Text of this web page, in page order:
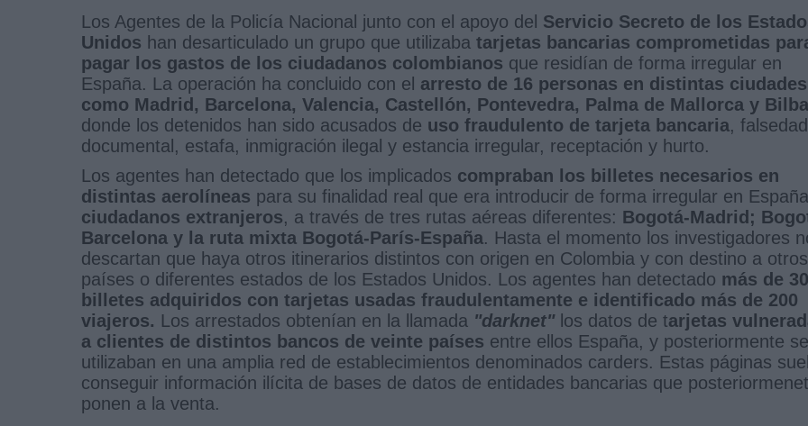
Los Agentes de la Policía Nacional junto con el apoyo del Servicio Secreto de los
Unidos han desarticulado un grupo que utilizaba tarjetas bancarias comprometidas
pagar los gastos de los ciudadanos colombianos que residían de forma irregular en
España. La operación ha concluido con el arresto de 16 personas en distintas ciudades
como Madrid, Barcelona, Valencia, Castellón, Pontevedra, Palma de Mallorca y
donde los detenidos han sido acusados de uso fraudulento de tarjeta bancaria, falsedad
documental, estafa, inmigración ilegal y estancia irregular, receptación y hurto.
Los agentes han detectado que los implicados compraban los billetes necesarios en
distintas aerolíneas para su finalidad real que era introducir de forma irregular en
ciudadanos extranjeros, a través de tres rutas aéreas diferentes: Bogotá-Madrid;
Barcelona y la ruta mixta Bogotá-París-España. Hasta el momento los investigadores
descartan que haya otros itinerarios distintos con origen en Colombia y con destino a otros
países o diferentes estados de los Estados Unidos. Los agentes han detectado más de
billetes adquiridos con tarjetas usadas fraudulentamente e identificado más de 200
viajeros. Los arrestados obtenían en la llamada "darknet" los datos de tarjetas
a clientes de distintos bancos de veinte países entre ellos España, y posteriormente se
utilizaban en una amplia red de establecimientos denominados carders. Estas páginas
conseguir información ilícita de bases de datos de entidades bancarias que
ponen a la venta.